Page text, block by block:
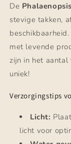
De
stevige takken,
met levende
zijn in het
uniek!
Verzorgingstips
Licht:
licht voor